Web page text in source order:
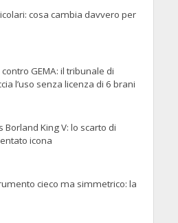
cosa cambia davvero per
GEMA: il tribunale di
l’uso senza licenza di 6 brani
Borland King V: lo scarto di
icona
cieco ma simmetrico: la